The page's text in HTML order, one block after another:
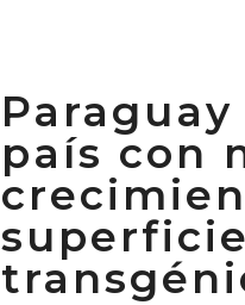
país con